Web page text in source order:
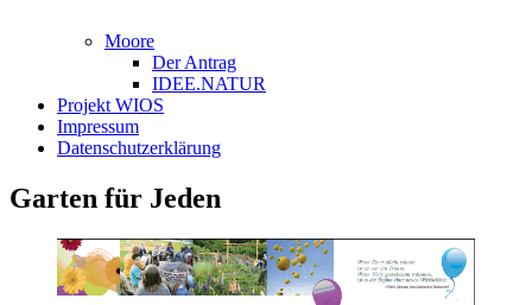
Moore
Der Antrag
IDEE.NATUR
Projekt WIOS
Impressum
Datenschutzerklärung
Garten für Jeden